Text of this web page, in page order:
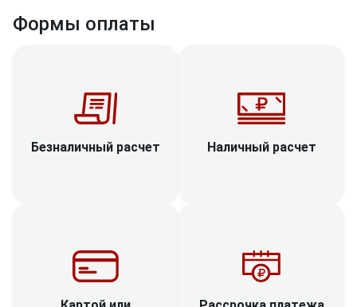
Формы оплаты
Безналичный расчет Наличный расчет